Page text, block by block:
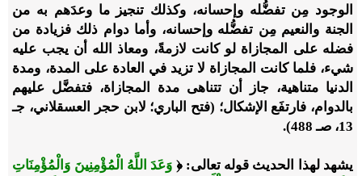
الوجود مِن تفضُّله وإحسانه، وكذلك تنجيز ما وعدَهم به من
الجنة والنعيم مِن تفضُّله وإحسانه، وأما دوام ذلك فزيادة من
فضله على المجازاة لو كانت لازمةً، ومعاذ الله أن يجب عليه
شيء، فلما كانت المجازاة لا تزيد في العادة على المدة، ومدة
الدنيا متناهية، جاز أن تتناهى مدة المجازاة، فتفضَّل عليهم
بالدوام، فارتفَع الإشكال؛ (فتح الباري؛ لابن حجر العسقلاني، جـ
13، صـ 488).
يشهد لهذا الحديث قوله تعالى: ﴿ وَعَدَ اللَّهُ الْمُؤْمِنِينَ وَالْمُؤْمِنَاتِ